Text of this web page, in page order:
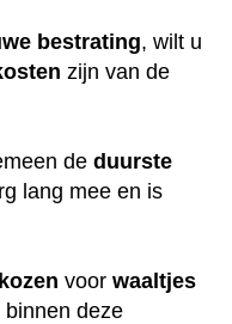
bestrating, wilt u
zijn van de
de duurste
lang mee en is
voor waaltjes
binnen deze